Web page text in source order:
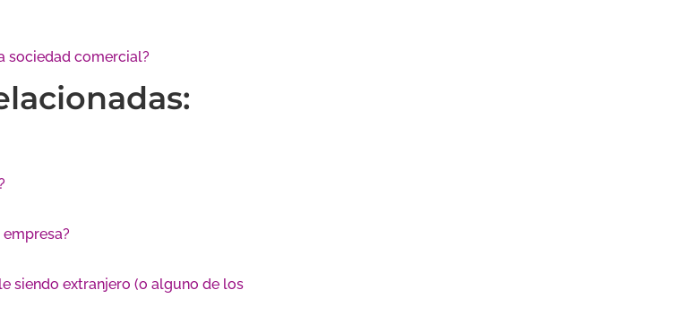
sociedad comercial?
siendo extranjero (o alguno de los